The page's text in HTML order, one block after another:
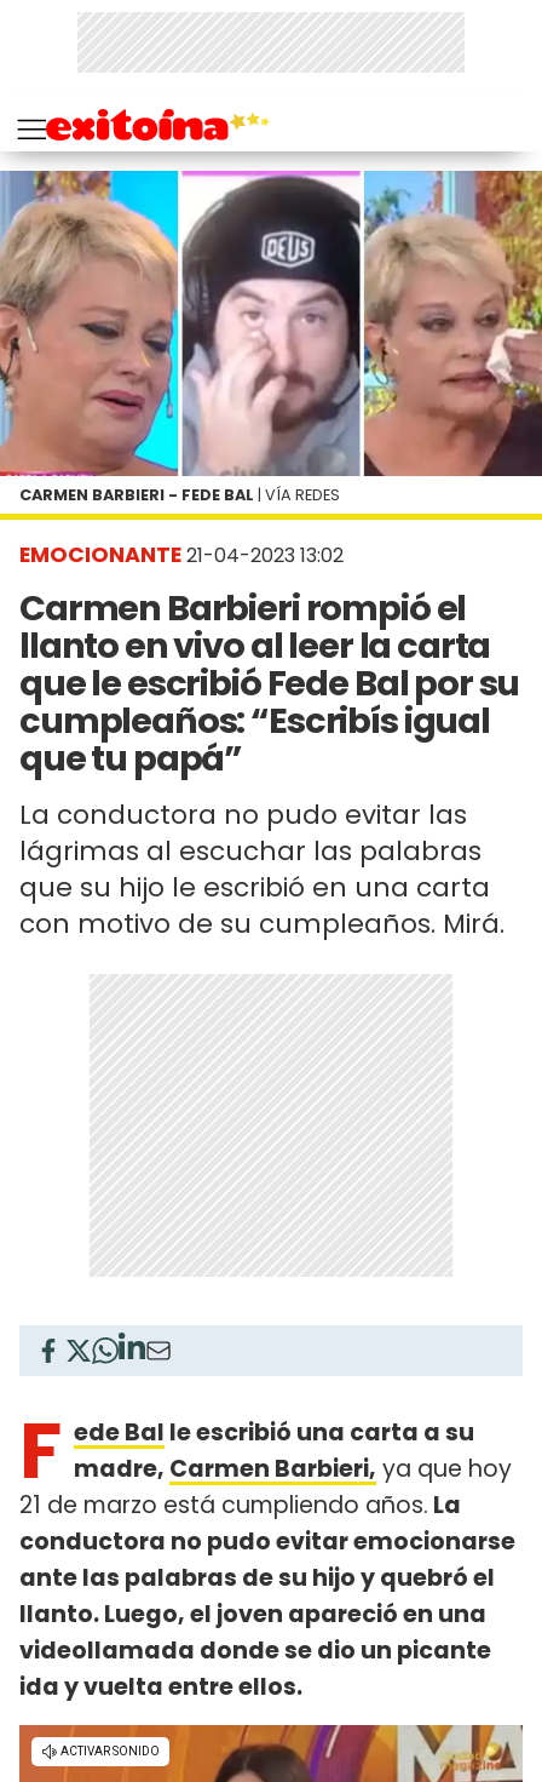
EMOCIONANTE21-04-2023 13:02
Carmen Barbieri rompió el
llanto en vivo al leer la carta
que le escribió Fede Bal por su
cumpleaños: “Escribís igual
que tu papá”
La conductora no pudo evitar las
lágrimas al escuchar las palabras
que su hijo le escribió en una carta
con motivo de su cumpleaños. Mirá.
CARMEN BARBIERI - FEDE BAL | VÍA REDES
F ede Bal le escribió una carta a su
madre, Carmen Barbieri, ya que hoy
21 de marzo está cumpliendo años. La
conductora no pudo evitar emocionarse
ante las palabras de su hijo y quebró el
llanto. Luego, el joven apareció en una
videollamada donde se dio un picante
ida y vuelta entre ellos.